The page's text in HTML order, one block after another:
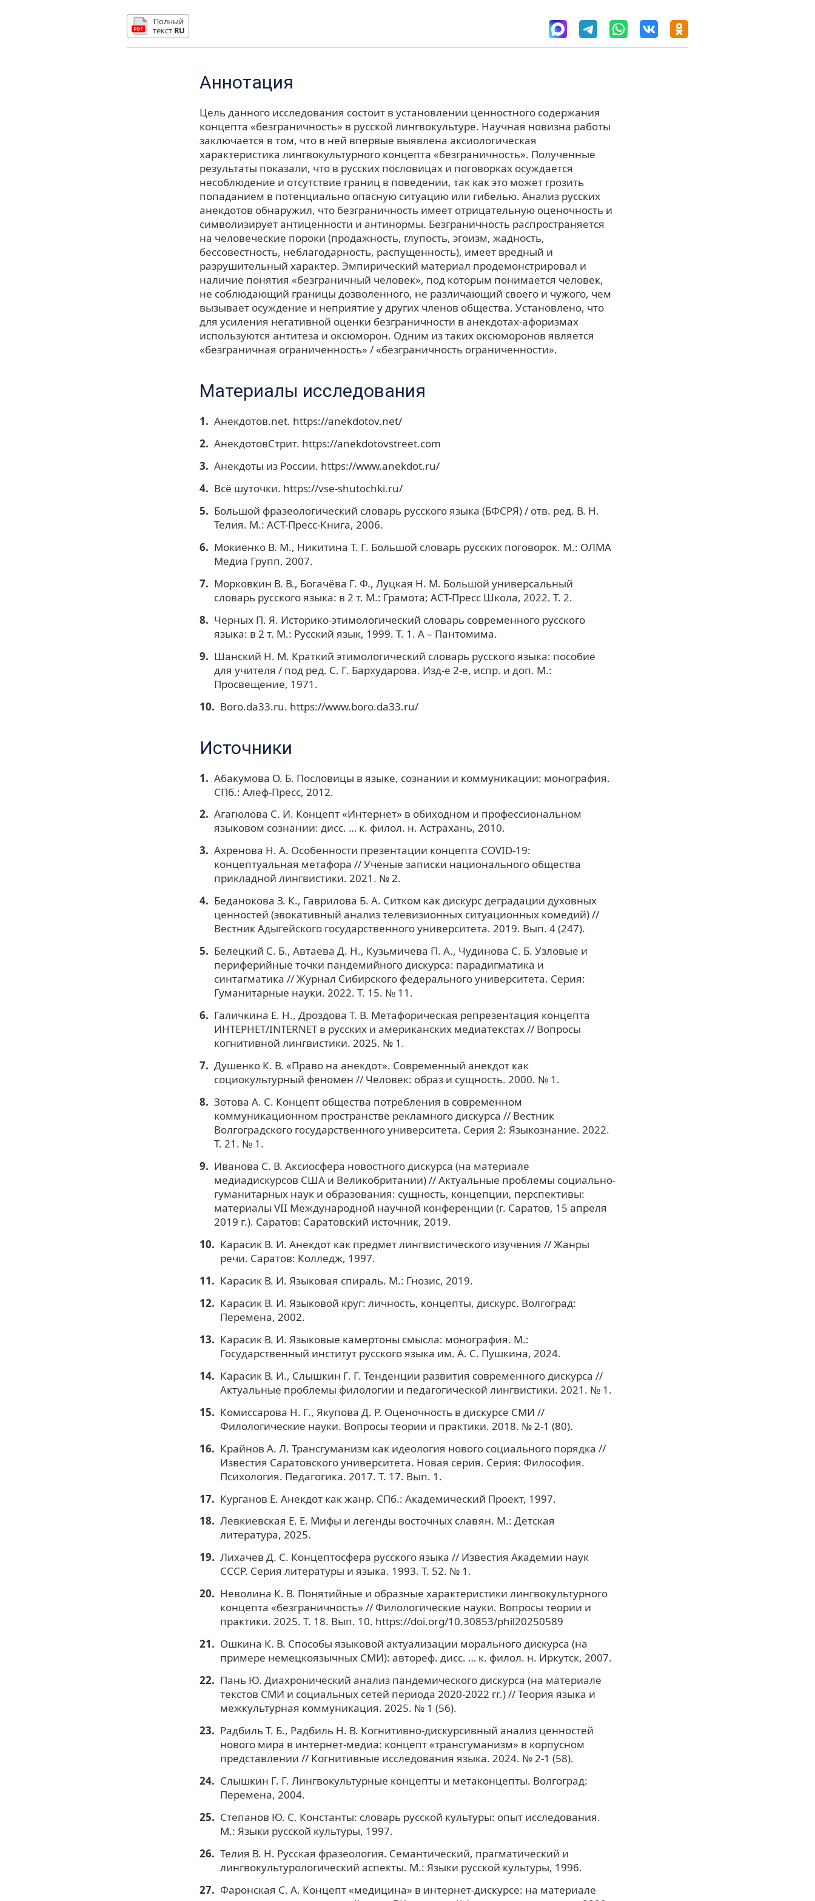
Полный
текст RU
Аннотация
Цель данного исследования состоит в установлении ценностного содержания
концепта «безграничность» в русской лингвокультуре. Научная новизна работы
заключается в том, что в ней впервые выявлена аксиологическая
характеристика лингвокультурного концепта «безграничность». Полученные
результаты показали, что в русских пословицах и поговорках осуждается
несоблюдение и отсутствие границ в поведении, так как это может грозить
попаданием в потенциально опасную ситуацию или гибелью. Анализ русских
анекдотов обнаружил, что безграничность имеет отрицательную оценочность и
символизирует антиценности и антинормы. Безграничность распространяется
на человеческие пороки (продажность, глупость, эгоизм, жадность,
бессовестность, неблагодарность, распущенность), имеет вредный и
разрушительный характер. Эмпирический материал продемонстрировал и
наличие понятия «безграничный человек», под которым понимается человек,
не соблюдающий границы дозволенного, не различающий своего и чужого, чем
вызывает осуждение и неприятие у других членов общества. Установлено, что
для усиления негативной оценки безграничности в анекдотах-афоризмах
используются антитеза и оксюморон. Одним из таких оксюморонов является
«безграничная ограниченность» / «безграничность ограниченности».
Материалы исследования
Анекдотов.net. https://anekdotov.net/
АнекдотовСтрит. https://anekdotovstreet.com
Анекдоты из России. https://www.anekdot.ru/
Всё шуточки. https://vse-shutochki.ru/
Большой фразеологический словарь русского языка (БФСРЯ) / отв. ред. В. Н.
Телия. М.: АСТ-Пресс-Книга, 2006.
Мокиенко В. М., Никитина Т. Г. Большой словарь русских поговорок. М.: ОЛМА
Медиа Групп, 2007.
Moрковкин В. В., Богачёва Г. Ф., Луцкая Н. М. Большой универсальный
словарь русского языка: в 2 т. М.: Грамота; АСТ-Пресс Школа, 2022. Т. 2.
Черных П. Я. Историко-этимологический словарь современного русского
языка: в 2 т. М.: Русский язык, 1999. Т. 1. А – Пантомима.
Шанский Н. М. Краткий этимологический словарь русского языка: пособие
для учителя / под ред. С. Г. Бархударова. Изд-е 2-е, испр. и доп. М.:
Просвещение, 1971.
Boro.da33.ru. https://www.boro.da33.ru/
Источники
Абакумова О. Б. Пословицы в языке, сознании и коммуникации: монография.
СПб.: Алеф-Пресс, 2012.
Агагюлова С. И. Концепт «Интернет» в обиходном и профессиональном
языковом сознании: дисс. … к. филол. н. Астрахань, 2010.
Ахренова Н. А. Особенности презентации концепта COVID-19:
концептуальная метафора // Ученые записки национального общества
прикладной лингвистики. 2021. № 2.
Беданокова З. К., Гаврилова Б. А. Ситком как дискурс деградации духовных
ценностей (эвокативный анализ телевизионных ситуационных комедий) //
Вестник Адыгейского государственного университета. 2019. Вып. 4 (247).
Белецкий С. Б., Автаева Д. Н., Кузьмичева П. А., Чудинова С. Б. Узловые и
периферийные точки пандемийного дискурса: парадигматика и
синтагматика // Журнал Сибирского федерального университета. Серия:
Гуманитарные науки. 2022. Т. 15. № 11.
Галичкина Е. Н., Дроздова Т. В. Метафорическая репрезентация концепта
ИНТЕРНЕТ/INTERNET в русских и американских медиатекстах // Вопросы
когнитивной лингвистики. 2025. № 1.
Душенко К. В. «Право на анекдот». Современный анекдот как
социокультурный феномен // Человек: образ и сущность. 2000. № 1.
Зотова А. С. Концепт общества потребления в современном
коммуникационном пространстве рекламного дискурса // Вестник
Волгоградского государственного университета. Серия 2: Языкознание. 2022.
Т. 21. № 1.
Иванова С. В. Аксиосфера новостного дискурса (на материале
медиадискурсов США и Великобритании) // Актуальные проблемы социально-
гуманитарных наук и образования: сущность, концепции, перспективы:
материалы VII Международной научной конференции (г. Саратов, 15 апреля
2019 г.). Саратов: Саратовский источник, 2019.
Карасик В. И. Анекдот как предмет лингвистического изучения // Жанры
речи. Саратов: Колледж, 1997.
Карасик В. И. Языковая спираль. М.: Гнозис, 2019.
Карасик В. И. Языковой круг: личность, концепты, дискурс. Волгоград:
Перемена, 2002.
Карасик В. И. Языковые камертоны смысла: монография. М.:
Государственный институт русского языка им. А. С. Пушкина, 2024.
Карасик В. И., Слышкин Г. Г. Тенденции развития современного дискурса //
Актуальные проблемы филологии и педагогической лингвистики. 2021. № 1.
Комиссарова Н. Г., Якупова Д. Р. Оценочность в дискурсе СМИ //
Филологические науки. Вопросы теории и практики. 2018. № 2-1 (80).
Крайнов А. Л. Трансгуманизм как идеология нового социального порядка //
Известия Саратовского университета. Новая серия. Серия: Философия.
Психология. Педагогика. 2017. Т. 17. Вып. 1.
Курганов Е. Анекдот как жанр. СПб.: Академический Проект, 1997.
Левкиевская Е. Е. Мифы и легенды восточных славян. М.: Детская
литература, 2025.
Лихачев Д. С. Концептосфера русского языка // Известия Академии наук
СССР. Серия литературы и языка. 1993. Т. 52. № 1.
Неволина К. В. Понятийные и образные характеристики лингвокультурного
концепта «безграничность» // Филологические науки. Вопросы теории и
практики. 2025. Т. 18. Вып. 10. https://doi.org/10.30853/phil20250589
Ошкина К. В. Способы языковой актуализации морального дискурса (на
примере немецкоязычных СМИ): автореф. дисс. … к. филол. н. Иркутск, 2007.
Пань Ю. Диахронический анализ пандемического дискурса (на материале
текстов СМИ и социальных сетей периода 2020-2022 гг.) // Теория языка и
межкультурная коммуникация. 2025. № 1 (56).
Радбиль Т. Б., Радбиль Н. В. Когнитивно-дискурсивный анализ ценностей
нового мира в интернет-медиа: концепт «трансгуманизм» в корпусном
представлении // Когнитивные исследования языка. 2024. № 2-1 (58).
Слышкин Г. Г. Лингвокультурные концепты и метаконцепты. Волгоград:
Перемена, 2004.
Степанов Ю. С. Константы: словарь русской культуры: опыт исследования.
М.: Языки русской культуры, 1997.
Телия В. Н. Русская фразеология. Семантический, прагматический и
лингвокультурологический аспекты. М.: Языки русской культуры, 1996.
Фаронская С. А. Концепт «медицина» в интернет-дискурсе: на материале